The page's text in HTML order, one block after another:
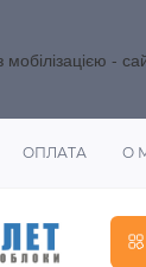
-
ОПЛАТА О